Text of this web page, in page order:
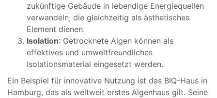
zukünftige Gebäude in lebendige Energiequellen
verwandeln, die gleichzeitig als ästhetisches
Element dienen.
Isolation: Getrocknete Algen können als
effektives und umweltfreundliches
Isolationsmaterial eingesetzt werden.
Ein Beispiel für innovative Nutzung ist das BIQ-Haus in
Hamburg, das als weltweit erstes Algenhaus gilt. Seine